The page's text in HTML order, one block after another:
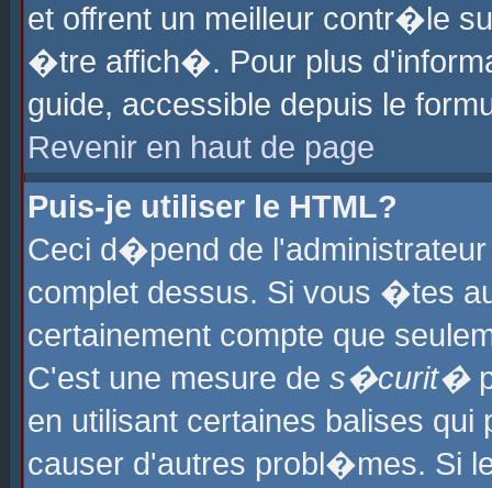
et offrent un meilleur contr�le
�tre affich�. Pour plus
guide, accessible depuis le
Revenir en haut de page
Puis-je utiliser le HTML?
Ceci d�pend de
complet dessus. Si vous �tes
certainement compte que
C'est une mesure de s�curit�
en utilisant certaines balises
causer d'autres probl�mes. Si